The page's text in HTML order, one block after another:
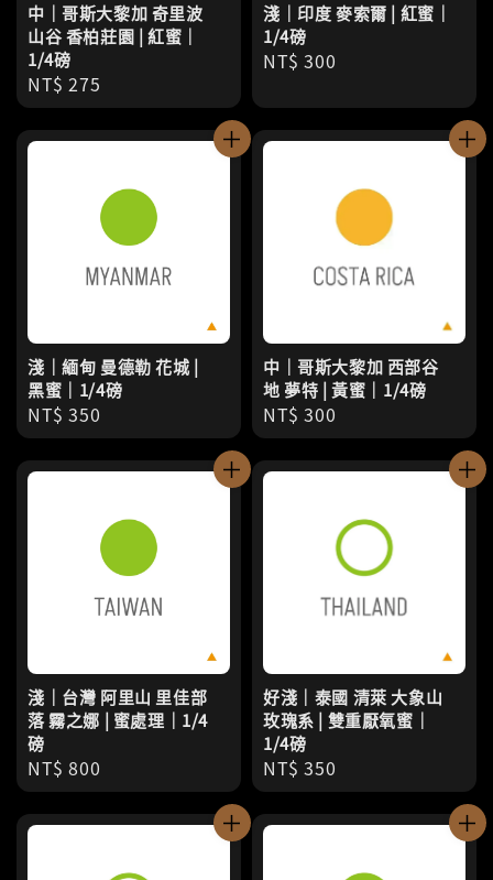
中｜哥斯大黎加 奇里波
山谷 香柏莊園 | 紅蜜｜
1/4磅
Regular
price
NT$ 275
淺｜印度 麥索爾 | 紅蜜｜
1/4磅
Regular
NT$ 300
淺｜緬甸 曼德勒 花城 |
黑蜜｜1/4磅
Regular
price
NT$ 350
中｜哥斯大黎加 西部谷
地 夢特 | 黃蜜｜1/4磅
Regular
price
NT$ 300
淺｜台灣 阿里山 里佳部
落 霧之娜 | 蜜處理｜1/4
磅
Regular
price
NT$ 800
好淺｜泰國 清萊 大象山
玫瑰系 | 雙重厭氧蜜｜
1/4磅
Regular
price
NT$ 350